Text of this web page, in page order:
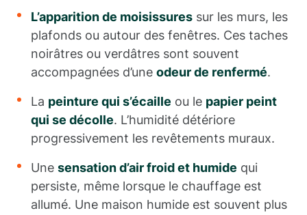
L’apparition de moisissures sur les murs, les
plafonds ou autour des fenêtres. Ces taches
noirâtres ou verdâtres sont souvent
accompagnées d’une odeur de renfermé.
La peinture qui s’écaille ou le papier peint
qui se décolle. L’humidité détériore
progressivement les revêtements muraux.
Une sensation d’air froid et humide qui
persiste, même lorsque le chauffage est
allumé. Une maison humide est souvent plus